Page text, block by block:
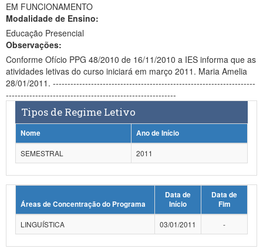
Ministério do Turismo
Ministério do Desenvolvimento Regional
Secretaria-Geral
Secretaria de Governo
Advocacia-Geral da União
Banco Central do Brasil
EM FUNCIONAMENTO
Modalidade de Ensino:
Educação Presencial
Observações:
Conforme Ofício PPG 48/2010 de 16/11/2010 a IES informa que as
atividades letivas do curso iniciará em março 2011. Maria Amelia
28/01/2011. ---------------------------------------------------------------------
----------------------------------------------------------
Tipos de Regime Letivo
Nome
Ano de Início
SEMESTRAL
2011
Áreas de Concentração do Programa
Data de
Início
Data de
Fim
LINGUÍSTICA
03/01/2011 -